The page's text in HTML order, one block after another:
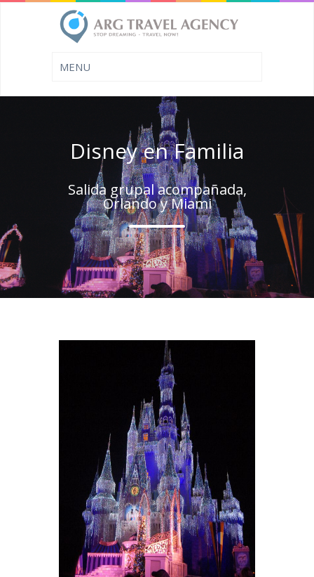
Disney en Familia
Salida grupal acompañada,
Orlando y Miami